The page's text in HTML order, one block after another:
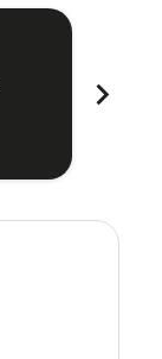
chevron_right